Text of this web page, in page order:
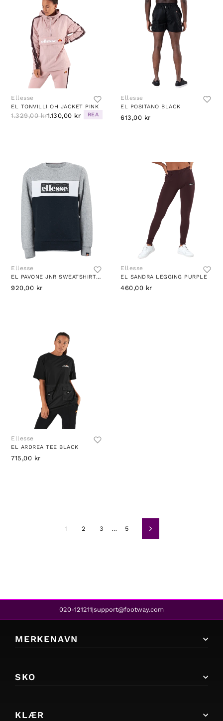
Ellesse
EL TONVILLI OH JACKET PINK
1.329,00 kr1.130,00 kr REA
Ellesse
EL POSITANO BLACK
613,00 kr
Ellesse
EL PAVONE JNR SWEATSHIRT GREY MARL
920,00 kr
Ellesse
EL SANDRA LEGGING PURPLE
460,00 kr
Ellesse
EL ARDREA TEE BLACK
715,00 kr
1 2 3 … 5 Neste
020-121211|support@footway.com
MERKENAVN
SKO
KLÆR